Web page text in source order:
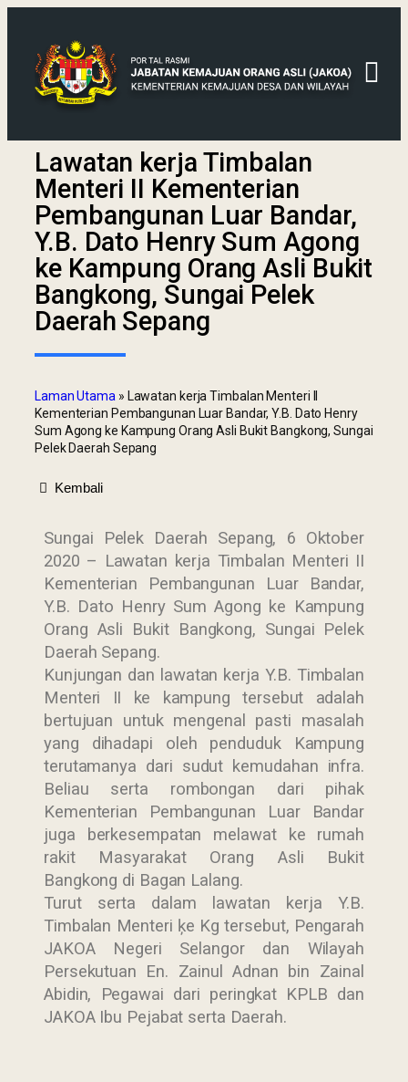
Lawatan kerja Timbalan
Menteri II Kementerian
Pembangunan Luar Bandar,
Y.B. Dato Henry Sum Agong
ke Kampung Orang Asli Bukit
Bangkong, Sungai Pelek
Daerah Sepang
Laman Utama » Lawatan kerja Timbalan Menteri II
Kementerian Pembangunan Luar Bandar, Y.B. Dato Henry
Sum Agong ke Kampung Orang Asli Bukit Bangkong, Sungai
Pelek Daerah Sepang
Kembali
Sungai Pelek Daerah Sepang, 6 Oktober
2020 – Lawatan kerja Timbalan Menteri II
Kementerian Pembangunan Luar Bandar,
Y.B. Dato Henry Sum Agong ke Kampung
Orang Asli Bukit Bangkong, Sungai Pelek
Daerah Sepang.
Kunjungan dan lawatan kerja Y.B. Timbalan
Menteri II ke kampung tersebut adalah
bertujuan untuk mengenal pasti masalah
yang dihadapi oleh penduduk Kampung
terutamanya dari sudut kemudahan infra.
Beliau serta rombongan dari pihak
Kementerian Pembangunan Luar Bandar
juga berkesempatan melawat ke rumah
rakit Masyarakat Orang Asli Bukit
Bangkong di Bagan Lalang.
Turut serta dalam lawatan kerja Y.B.
Timbalan Menteri ķe Kg tersebut, Pengarah
JAKOA Negeri Selangor dan Wilayah
Persekutuan En. Zainul Adnan bin Zainal
Abidin, Pegawai dari peringkat KPLB dan
JAKOA Ibu Pejabat serta Daerah.